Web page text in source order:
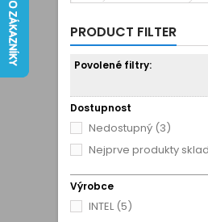
PRODUCT FILTER
Povolené filtry:
Dostupnost
Nedostupný (3)
Nejprve produkty
Výrobce
INTEL(5)